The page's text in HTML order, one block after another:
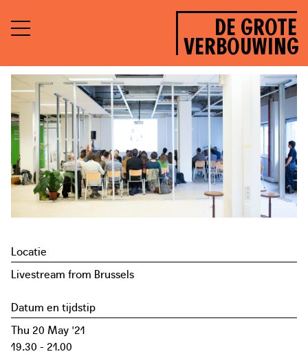
DE GROTE
VERBOUWING
Locatie
Livestream from Brussels
Datum en tijdstip
Thu 20 May '21
19.30 - 21.00